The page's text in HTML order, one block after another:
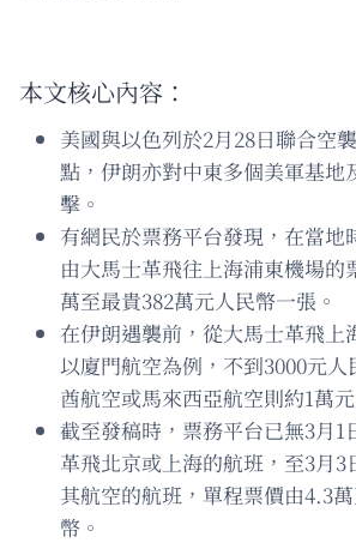
本文核心內容：
美國與以色列於2月28日聯合空
點，伊朗亦對中東多個美軍基地
擊。
有網民於票務平台發現，在當地
由大馬士革飛往上海浦東機場的
萬至最貴382萬元人民幣一張。
在伊朗遇襲前，從大馬士革飛上
以廈門航空為例，不到3000元
酋航空或馬來西亞航空則約1萬
截至發稿時，票務平台已無3月1
革飛北京或上海的航班，至3月3
其航空的航班，單程票價由4.3
幣。